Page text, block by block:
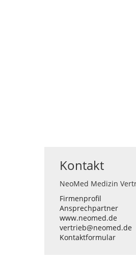
Kontakt
NeoMed Medizin
Firmenprofil
Ansprechpartner
www.neomed.de
vertrieb@neomed.de
Kontaktformular